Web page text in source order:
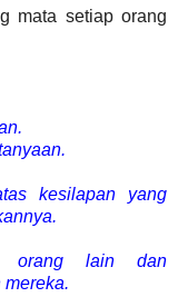
mata setiap orang
kesilapan yang
orang lain dan